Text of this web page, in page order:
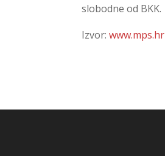
slobodne od BKK.
Izvor:www.mps.hr